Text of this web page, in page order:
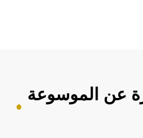
عن الموسوعة